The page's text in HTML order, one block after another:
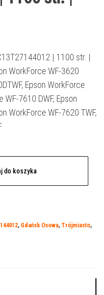
| 1100 str. |
WorkForce WF-3620
Epson WorkForce
WF-7610 DWF, Epson
WorkForce WF-7620 TWF,
do koszyka
, Gdańsk Osowa, Trójmiasto,